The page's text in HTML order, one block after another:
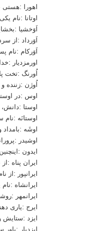
اهورا
اوتانا :نام
اَوَخشیا
اَوَرداد :از
اَوَرکام :نام
اورمزدیار
اُورنگ :تخت
اُوژن
اوس :در
اوستا
اوستانَه
اوشَه
اوشیدر
ایدون
ایران پناه
ایرانپور :از
ایرانشاه
ایرانمهر
ایرج :یاری
ایزد
ایزدیار